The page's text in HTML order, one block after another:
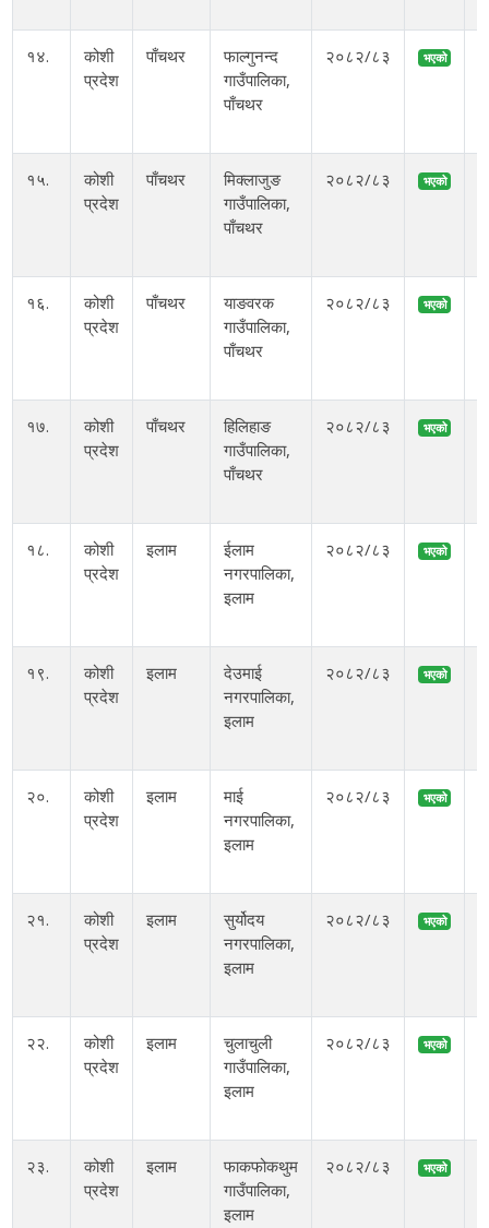
१४.
कोशी
प्रदेश
पाँचथर
फाल्गुनन्द
गाउँपालिका,
पाँचथर
२०८२/८३ भएको
१५.
कोशी
प्रदेश
पाँचथर
मिक्लाजुङ
गाउँपालिका,
पाँचथर
२०८२/८३ भएको
१६.
कोशी
प्रदेश
पाँचथर
याङवरक
गाउँपालिका,
पाँचथर
२०८२/८३ भएको
१७.
कोशी
प्रदेश
पाँचथर
हिलिहाङ
गाउँपालिका,
पाँचथर
२०८२/८३ भएको
१८.
कोशी
प्रदेश
इलाम
ईलाम
नगरपालिका,
इलाम
२०८२/८३ भएको
१९.
कोशी
प्रदेश
इलाम
देउमाई
नगरपालिका,
इलाम
२०८२/८३ भएको
२०.
कोशी
प्रदेश
इलाम
माई
नगरपालिका,
इलाम
२०८२/८३ भएको
२१.
कोशी
प्रदेश
इलाम
सुर्योदय
नगरपालिका,
इलाम
२०८२/८३ भएको
२२.
कोशी
प्रदेश
इलाम
चुलाचुली
गाउँपालिका,
इलाम
२०८२/८३ भएको
२३.
कोशी
प्रदेश
इलाम
फाकफोकथुम
गाउँपालिका,
इलाम
२०८२/८३ भएको